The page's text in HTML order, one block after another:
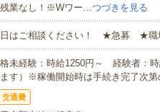
業なし！※Wワー…つづきを見る
はご相談ください！ ★急募 ★職
未経験：時給1250円～ 経験者：
す）※稼働開始時は手続き完了次第
交通費